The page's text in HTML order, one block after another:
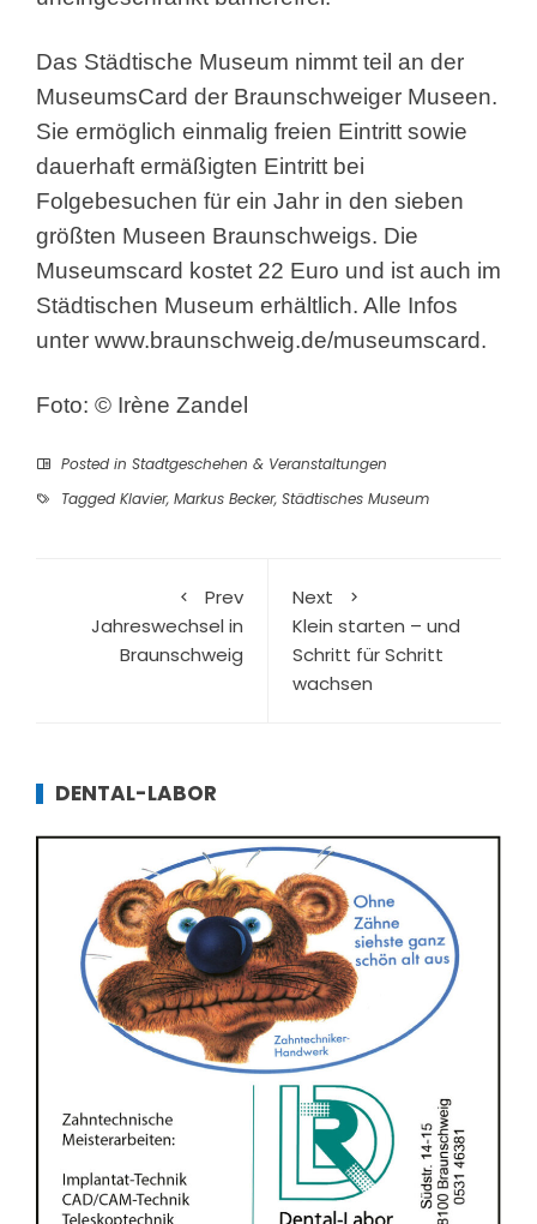
Das Städtische Museum nimmt teil an der
MuseumsCard der Braunschweiger Museen.
Sie ermöglich einmalig freien Eintritt sowie
dauerhaft ermäßigten Eintritt bei
Folgebesuchen für ein Jahr in den sieben
größten Museen Braunschweigs. Die
Museumscard kostet 22 Euro und ist auch im
Städtischen Museum erhältlich. Alle Infos
unter www.braunschweig.de/museumscard.
Foto: © Irène Zandel
Posted in Stadtgeschehen & Veranstaltungen
Tagged Klavier, Markus Becker, Städtisches Museum
Prev
Jahreswechsel in
Braunschweig
Next
Klein starten – und
Schritt für Schritt
wachsen
DENTAL-LABOR